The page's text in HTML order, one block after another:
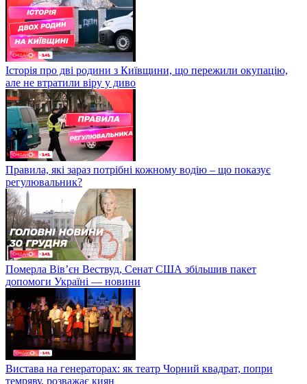
Історія про дві родини з Київщини, що пережили окупацію,
але не втратили віру у диво
Правила, які зараз потрібні кожному водію – що показує
регулювальник?
Померла Вівʼєн Вествуд, Сенат США збільшив пакет
допомоги Україні — новини
Вистава на генераторах: як театр Чорний квадрат, попри
темряву, розважає киян